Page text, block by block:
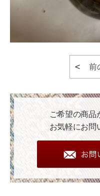
前
ご希望の商品
お気軽にお問